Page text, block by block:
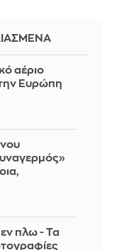
αέριο
Ευρώπη
πλω - Τα